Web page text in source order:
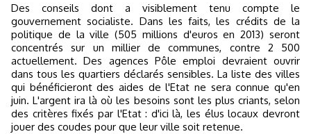
Des conseils dont a visiblement tenu compte le
gouvernement socialiste. Dans les faits, les crédits de la
politique de la ville (505 millions d'euros en 2013) seront
concentrés sur un millier de communes, contre 2 500
actuellement. Des agences Pôle emploi devraient ouvrir
dans tous les quartiers déclarés sensibles. La liste des villes
qui bénéficieront des aides de l'Etat ne sera connue qu'en
juin. L'argent ira là où les besoins sont les plus criants, selon
des critères fixés par l'Etat : d'ici là, les élus locaux devront
jouer des coudes pour que leur ville soit retenue.